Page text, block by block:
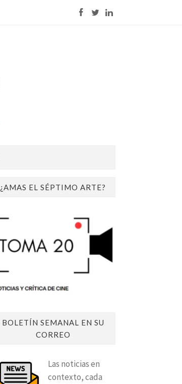
¿AMAS EL SÉPTIMO ARTE?
BOLETÍN SEMANAL EN SU
CORREO
Las noticias en
contexto, cada